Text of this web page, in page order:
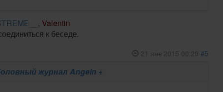
, Valentin
к беседе.
21 янв 2015 00:29 #5
журнал Angeln +